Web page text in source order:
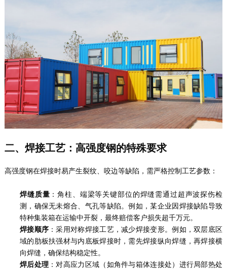
二、焊接工艺：高强度钢的特殊要求
高强度钢在焊接时易产生裂纹、咬边等缺陷，需严格控制工艺参数：
焊缝质量 ：角柱、端梁等关键部位的焊缝需通过超声波探伤检
测，确保无未熔合、气孔等缺陷。例如，某企业因焊接缺陷导致
特种集装箱在运输中开裂，最终赔偿客户损失超千万元。
焊接顺序 ：采用对称焊接工艺，减少焊接变形。例如，双层底区
域的肋板扶强材与内底板焊接时，需先焊接纵向焊缝，再焊接横
向焊缝，确保结构稳定性。
焊后处理 ：对高应力区域（如角件与箱体连接处）进行局部热处